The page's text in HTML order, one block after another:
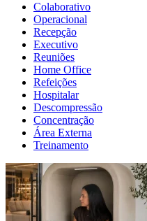
Colaborativo
Operacional
Recepção
Executivo
Reuniões
Home Office
Refeições
Hospitalar
Descompressão
Concentração
Área Externa
Treinamento